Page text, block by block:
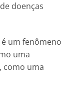
doenças
um fenômeno
uma
como uma